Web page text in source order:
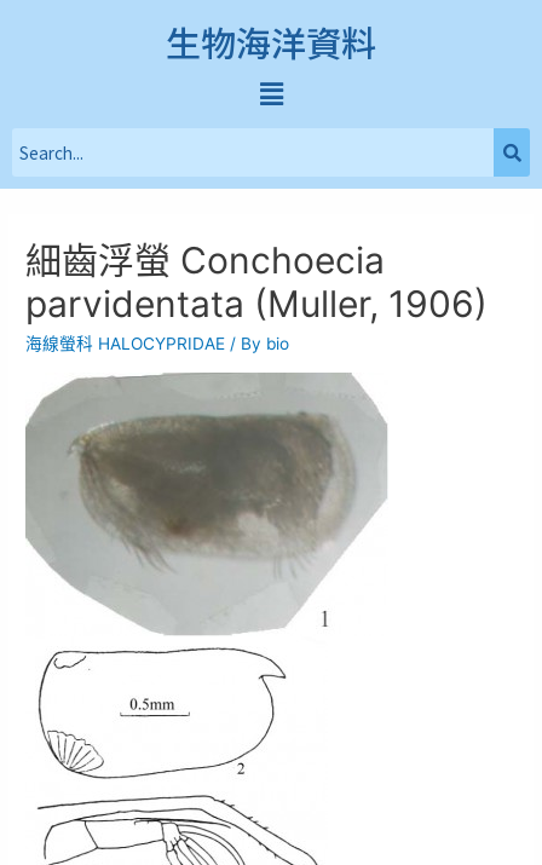
生物海洋資料
細齒浮螢 Conchoecia
parvidentata (Muller, 1906)
海線螢科 HALOCYPRIDAE / By bio